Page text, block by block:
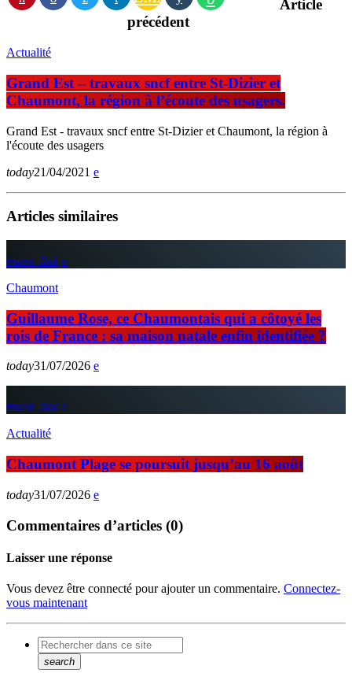
Article
précédent
Actualité
Grand Est – travaux sncf entre St-Dizier et
Chaumont, la région à l’écoute des usagers.
Grand Est - travaux sncf entre St-Dizier et Chaumont, la région à
l'écoute des usagers
today21/04/2021
Articles similaires
insert_link
Chaumont
Guillaume Rose, ce Chaumontais qui a côtoyé les
rois de France : sa maison natale enfin identifiée ?
today31/07/2026
insert_link
Actualité
Chaumont Plage se poursuit jusqu’au 16 août
today31/07/2026
Commentaires d’articles (0)
Laisser une réponse
Vous devez être connecté pour ajouter un commentaire. Connectez-
vous maintenant
search